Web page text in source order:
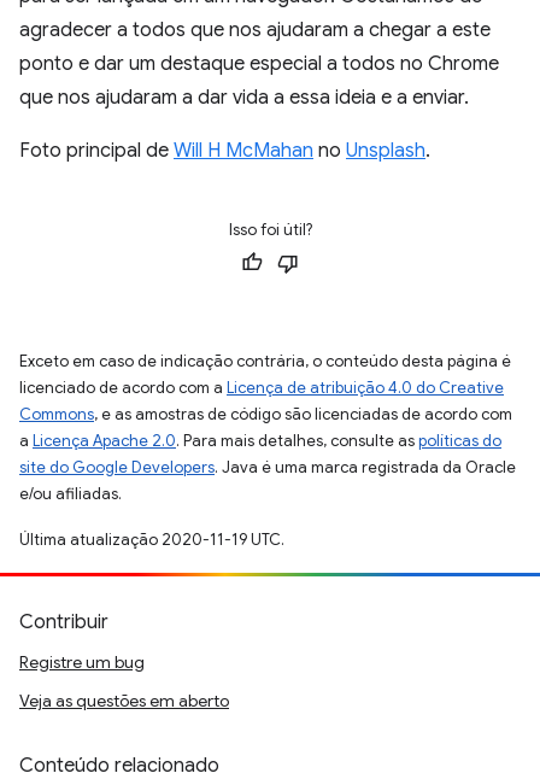
agradecer a todos que nos ajudaram a chegar a este
ponto e dar um destaque especial a todos no Chrome
que nos ajudaram a dar vida a essa ideia e a enviar.
Foto principal de Will H McMahan no Unsplash.
Isso foi útil?
Exceto em caso de indicação contrária, o conteúdo desta página é
licenciado de acordo com a Licença de atribuição 4.0 do Creative
Commons, e as amostras de código são licenciadas de acordo com
a Licença Apache 2.0. Para mais detalhes, consulte aspolíticas do
site do Google Developers. Java é uma marca registrada da Oracle
e/ou afiliadas.
Última atualização 2020-11-19 UTC.
Contribuir
Registre um bug
Veja as questões em aberto
Conteúdo relacionado